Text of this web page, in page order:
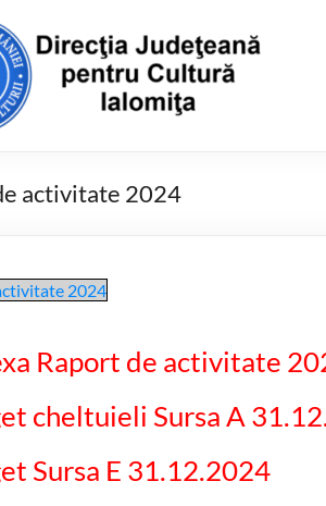
activitate 2024
2024
Raport de activitate
cheltuieli Sursa A
Sursa E 31.12.2024